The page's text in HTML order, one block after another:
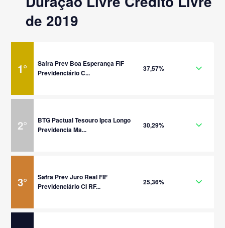
de 2019
1°
Safra Prev Boa Esperança FIF
Previdenciário C...
37,57%
2°
BTG Pactual Tesouro Ipca Longo
Previdencia Ma...
30,29%
3°
Safra Prev Juro Real FIF
Previdenciário CI RF...
25,36%